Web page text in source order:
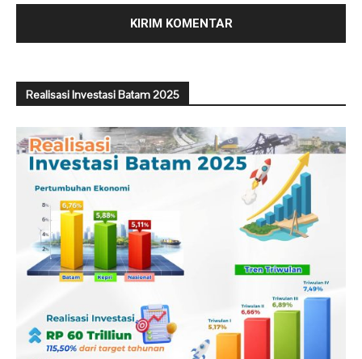
Realisasi Investasi Batam 2025